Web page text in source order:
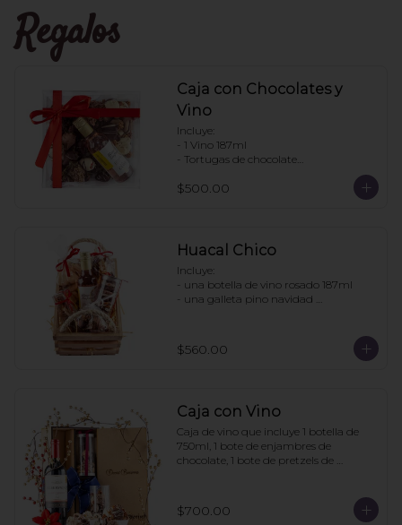
Regalos
Caja con Chocolates y
Vino
Incluye:
- 1 Vino 187ml
- Tortugas de chocolate
- Pretzels con chocolate
$500.00
Huacal Chico
Incluye:
- una botella de vino rosado 187ml
- una galleta pino navidad
- 1 bolsa enjambres de chocolate
- 1 bote pretzels con chocolate
$560.00
Caja con Vino
Caja de vino que incluye 1 botella de
750ml, 1 bote de enjambres de
chocolate, 1 bote de pretzels de
6 días de anticipación. Mínimo de
pedido: 3 cajas
$700.00